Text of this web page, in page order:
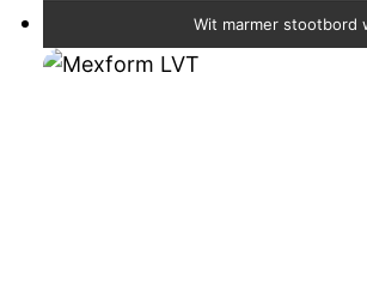
Wit marmer stootbord